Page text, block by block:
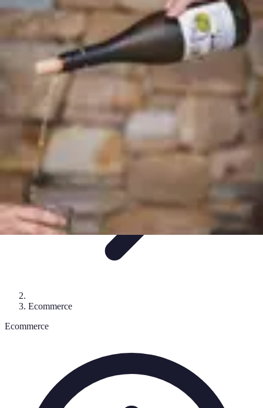
Ecommerce Produits Bio
Stratégies de Lancement
Stratégies de VenteChoix des
produitsConseils d'Achat Marketing
Ecommerce Produits Bio
Ecommerce
Ecommerce